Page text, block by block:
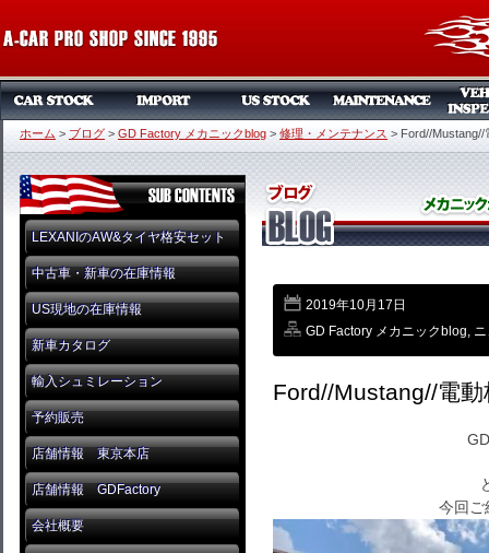
ホーム > ブログ > GD Factory メカニックblog > 修理・メンテナンス > Ford//Mustang//
LEXANIのAW&タイヤ格安セット
中古車・新車の在庫情報
US現地の在庫情報
新車カタログ
輸入シュミレーション
予約販売
店舗情報 東京本店
店舗情報 GDFactory
会社概要
2019年10月17日
GD Factory メカニックblog,
Ford//Mustang//電
今回ご